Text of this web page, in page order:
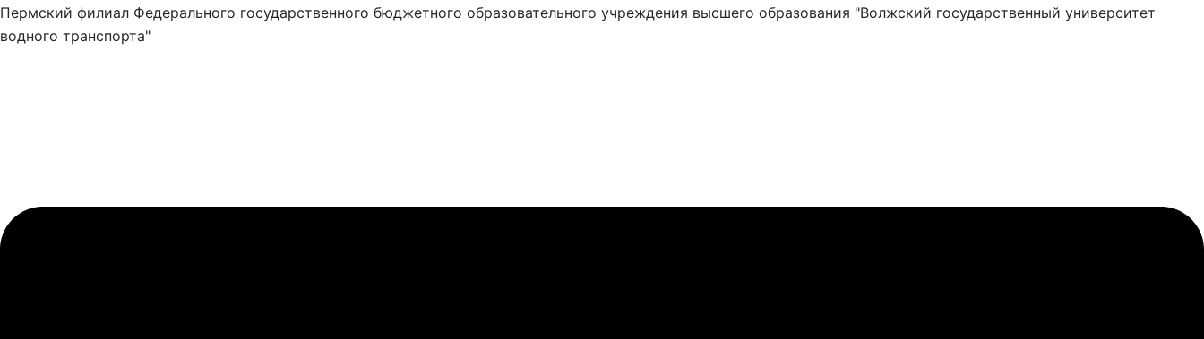
Пермский филиал Федерального государственного бюджетного образовательного учреждения высшего образования "Волжский государственный университет
водного транспорта"